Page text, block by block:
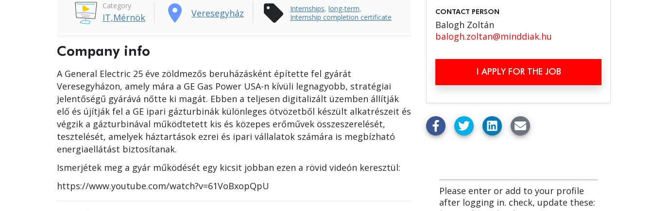
Category
IT,Mérnök place Veresegyház sell Internships, long-term,
Internship completion certificate
Company info
A General Electric 25 éve zöldmezős beruházásként építette fel gyárát
Veresegyházon, amely mára a GE Gas Power USA-n kívüli legnagyobb, stratégiai
jelentőségű gyárává nőtte ki magát. Ebben a teljesen digitalizált üzemben állítják
elő és újítják fel a GE ipari gázturbinák különleges ötvözetből készült alkatrészeit és
végzik a gázturbinával működtetett kis és közepes erőművek összeszerelését,
tesztelését, amelyek háztartások ezrei és ipari vállalatok számára is megbízható
energiaellátást biztosítanak.
Ismerjétek meg a gyár működését egy kicsit jobban ezen a rövid videón keresztül:
https://www.youtube.com/watch?v=61VoBxopQpU
CONTACT PERSON
Balogh Zoltán
balogh.zoltan@minddiak.hu
I APPLY FOR THE JOB
Please enter or add to your profile
after logging in. check, update these: